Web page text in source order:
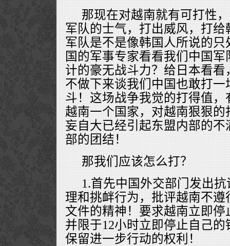
那现在对越南就有可打性
军队的士气，打出威风，打
军队是不是像韩国人所说的
国的军事专家看看我们中国
计的豪无战斗力？给日本看
不做下来谈我们中国也敢打
斗！这场战争我觉的打得值
越南一个国家，对越南狠狠
妄自大已经引起东盟内部的
部的团结！
那我们应该怎么打？
1.首先中国外交部门发出
理和挑衅行为，批评越南不
文件的精神！要求越南立即
并限于12小时立即停止自己
保留进一步行动的权利！